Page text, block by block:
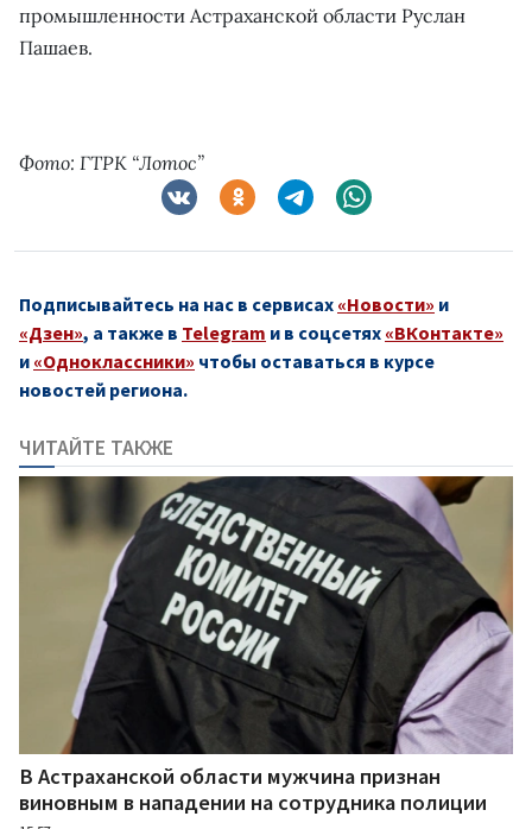
промышленности Астраханской области Руслан
Пашаев.
Фото: ГТРК “Лотос”
Подписывайтесь на нас в сервисах «Новости» и
«Дзен», а также в Telegram и в соцсетях «ВКонтакте»
и «Одноклассники» чтобы оставаться в курсе
новостей региона.
ЧИТАЙТЕ ТАКЖЕ
В Астраханской области мужчина признан
виновным в нападении на сотрудника полиции